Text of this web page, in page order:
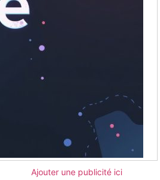
Ajouter une publicité ici